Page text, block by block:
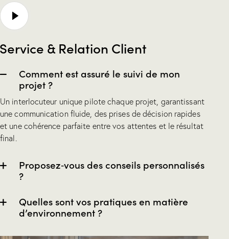
Service & Relation Client
Comment est assuré le suivi de mon
projet ?
Un interlocuteur unique pilote chaque projet, garantissant
une communication fluide, des prises de décision rapides
et une cohérence parfaite entre vos attentes et le résultat
final.
Proposez‑vous des conseils personnalisés
?
Quelles sont vos pratiques en matière
d’environnement ?